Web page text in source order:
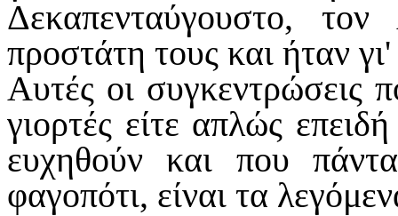
Δεκαπενταύγουστο,
προστάτη τους και ήταν
Αυτές οι συγκεντρώσεις
γιορτές είτε απλώς
ευχηθούν και που
φαγοπότι, είναι τα